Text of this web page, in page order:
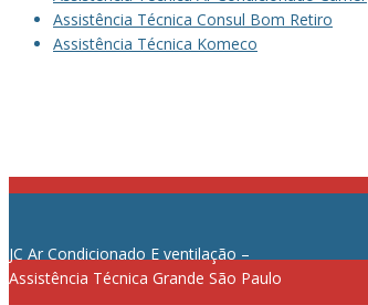
Assistência Técnica Consul Bom Retiro
Assistência Técnica Komeco
JC Ar Condicionado E ventilação –
Assistência Técnica Grande São Paulo